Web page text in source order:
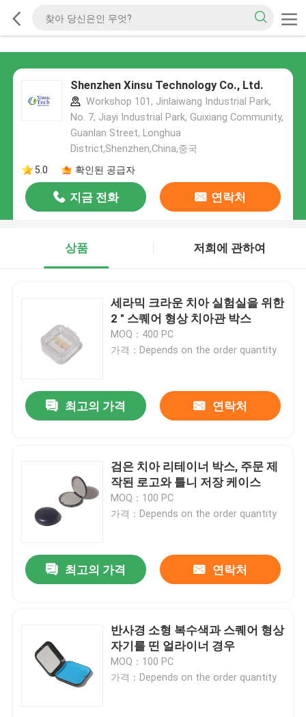
Shenzhen Xinsu Technology Co., Ltd.
Workshop 101, Jinlaiwang Industrial Park,
No. 7, Jiayi Industrial Park, Guixiang Community,
Guanlan Street, Longhua
District,Shenzhen,China,중국
5.0
확인된 공급자
지금 전화 연락처
상품 저희에 관하여
세라믹 크라운 치아 실험실을 위한
2 " 스퀘어 형상 치아관 박스
MOQ：400 PC
가격：Depends on the order quantity
최고의 가격 연락처
검은 치아 리테이너 박스, 주문 제
작된 로고와 틀니 저장 케이스
MOQ：100 PC
가격：Depends on the order quantity
최고의 가격 연락처
반사경 소형 복수색과 스퀘어 형상
자기를 띤 얼라이너 경우
MOQ：100 PC
가격：Depends on the order quantity